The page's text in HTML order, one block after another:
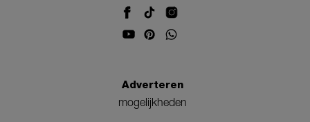
Adverteren
mogelijkheden